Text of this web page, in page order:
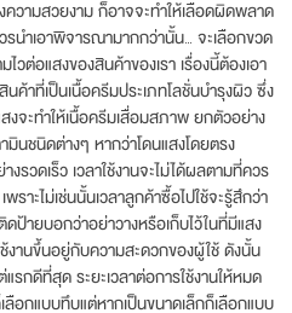
ความสวยงาม ก็อาจจะทำให้เลือดผิดพลาด
รนำเอาพิจารณามากกว่านั้น… จะเลือกขวด
ต่อแสงของสินค้าของเรา เรื่องนี้ต้องเอา
ค้าที่เป็นเนื้อครีมประเภทโลชั่นบำรุงผิว ซึ่ง
งจะทำให้เนื้อครีมเสื่อมสภาพ ยกตัวอย่าง
นชนิดต่างๆ หากว่าโดนแสงโดยตรง
งรวดเร็ว เวลาใช้งานจะไม่ได้ผลตามที่ควร
พราะไม่เช่นนั้นเวลาลูกค้าซื้อไปใช้จะรู้สึกว่า
ป้ายบอกว่าอย่าวางหรือเก็บไว้ในที่มีแสง
งานขึ้นอยู่กับความสะดวกของผู้ใช้ ดังนั้น
รกดีที่สุด ระยะเวลาต่อการใช้งานให้หมด
อกแบบทึบแต่หากเป็นขนาดเล็กก็เลือกแบบ